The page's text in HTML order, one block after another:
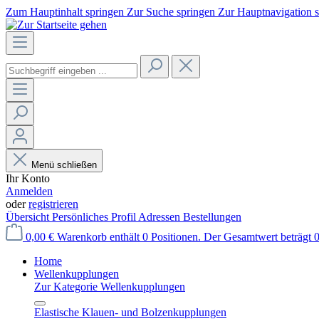
Zum Hauptinhalt springen Zur Suche springen Zur Hauptnavigation
Menü schließen
Ihr Konto
Anmelden
oderregistrieren
Übersicht Persönliches Profil Adressen Bestellungen
0,00 € Warenkorb enthält 0 Positionen. Der Gesamtwert beträgt
Home
Wellenkupplungen
Zur Kategorie Wellenkupplungen
Elastische Klauen- und Bolzenkupplungen